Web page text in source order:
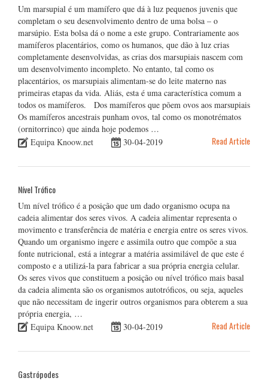
Um marsupial é um mamífero que dá à luz pequenos juvenis que
completam o seu desenvolvimento dentro de uma bolsa – o
marsúpio. Esta bolsa dá o nome a este grupo. Contrariamente aos
mamíferos placentários, como os humanos, que dão à luz crias
completamente desenvolvidas, as crias dos marsupiais nascem com
um desenvolvimento incompleto. No entanto, tal como os
placentários, os marsupiais alimentam-se do leite materno nas
primeiras etapas da vida. Aliás, esta é uma característica comum a
todos os mamíferos. Dos mamíferos que põem ovos aos marsupiais
Os mamíferos ancestrais punham ovos, tal como os monotrématos
(ornitorrinco) que ainda hoje podemos …
Equipa Knoow.net
30-04-2019 Read Article
Nível Trófico
Um nível trófico é a posição que um dado organismo ocupa na
cadeia alimentar dos seres vivos. A cadeia alimentar representa o
movimento e transferência de matéria e energia entre os seres vivos.
Quando um organismo ingere e assimila outro que compõe a sua
fonte nutricional, está a integrar a matéria assimilável de que este é
composto e a utilizá-la para fabricar a sua própria energia celular.
Os seres vivos que constituem a posição ou nível trófico mais basal
da cadeia alimenta são os organismos autotróficos, ou seja, aqueles
que não necessitam de ingerir outros organismos para obterem a sua
própria energia, …
Equipa Knoow.net
30-04-2019 Read Article
Gastrópodes